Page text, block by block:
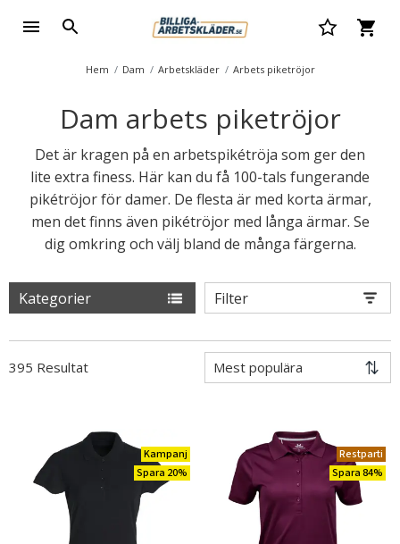
Hem Dam Arbetskläder Arbets piketröjor
Dam arbets piketröjor
Det är kragen på en arbetspikétröja som ger den
lite extra finess. Här kan du få 100-tals fungerande
pikétröjor för damer. De flesta är med korta ärmar,
men det finns även pikétröjor med långa ärmar. Se
dig omkring och välj bland de många färgerna.
Kategorier Filter
395 Resultat
Kampanj
Spara 20%
Restparti
Spara 84%